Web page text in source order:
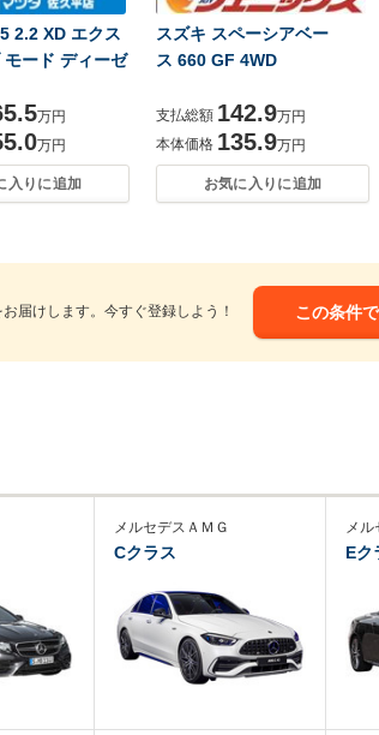
2.2 XD エクス
モード ディーゼ
万円
万円
入りに追加
スズキ スペーシアベー
ス 660 GF 4WD
支払総額 142.9万円
本体価格 135.9万円
お気に入りに追加
届けします。今すぐ登録しよう！ この条件
メルセデスＡＭＧ
Cクラス
メ
Eク